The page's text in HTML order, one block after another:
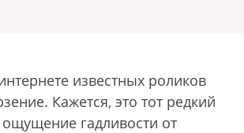
известных роликов
Кажется, это тот редкий
ощущение гадливости от